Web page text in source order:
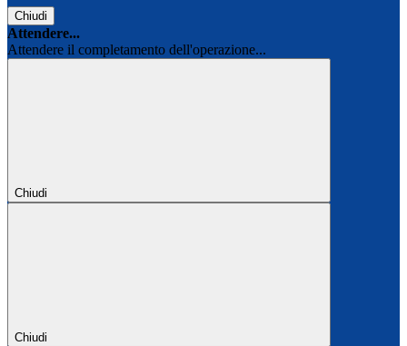
Chiudi
Attendere...
Attendere il completamento dell'operazione...
Chiudi
Chiudi